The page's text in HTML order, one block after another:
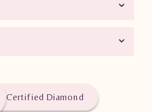
Certified Diamond